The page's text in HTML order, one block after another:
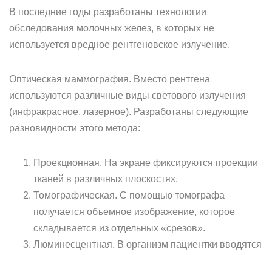
В последние годы разработаны технологии
обследования молочных желез, в которых не
используется вредное рентгеновское излучение.
Оптическая маммография. Вместо рентгена
используются различные виды светового излучения
(инфракрасное, лазерное). Разработаны следующие
разновидности этого метода:
Проекционная. На экране фиксируются проекции
тканей в различных плоскостях.
Томографическая. С помощью томографа
получается объемное изображение, которое
складывается из отдельных «срезов».
Люминесцентная. В организм пациентки вводятся